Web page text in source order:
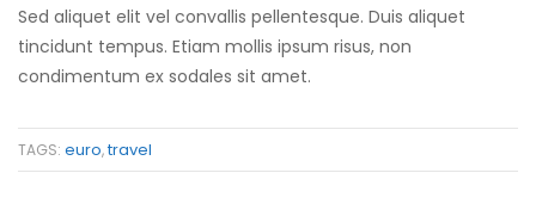
Sed aliquet elit vel convallis pellentesque. Duis aliquet
tincidunt tempus. Etiam mollis ipsum risus, non
condimentum ex sodales sit amet.
TAGS: euro,travel